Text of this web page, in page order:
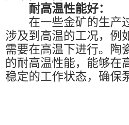
耐高温性能好：
在一些金矿的生产
涉及到高温的工况，例
需要在高温下进行。陶
的耐高温性能，能够在
稳定的工作状态，确保